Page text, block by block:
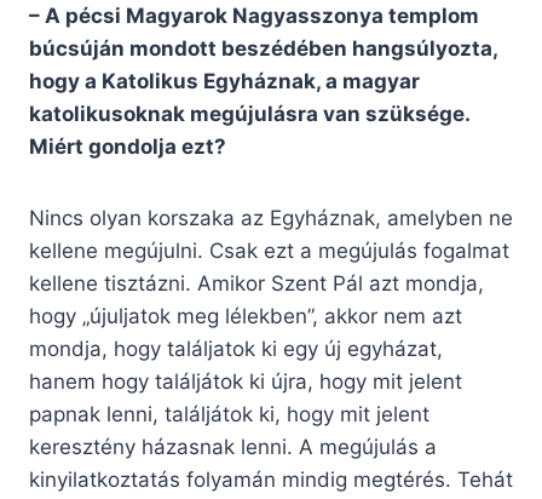
– A pécsi Magyarok Nagyasszonya templom
búcsúján mondott beszédében hangsúlyozta,
hogy a Katolikus Egyháznak, a magyar
katolikusoknak megújulásra van szüksége.
Miért gondolja ezt?
Nincs olyan korszaka az Egyháznak, amelyben ne
kellene megújulni. Csak ezt a megújulás fogalmat
kellene tisztázni. Amikor Szent Pál azt mondja,
hogy „újuljatok meg lélekben”, akkor nem azt
mondja, hogy találjatok ki egy új egyházat,
hanem hogy találjátok ki újra, hogy mit jelent
papnak lenni, találjátok ki, hogy mit jelent
keresztény házasnak lenni. A megújulás a
kinyilatkoztatás folyamán mindig megtérés. Tehát